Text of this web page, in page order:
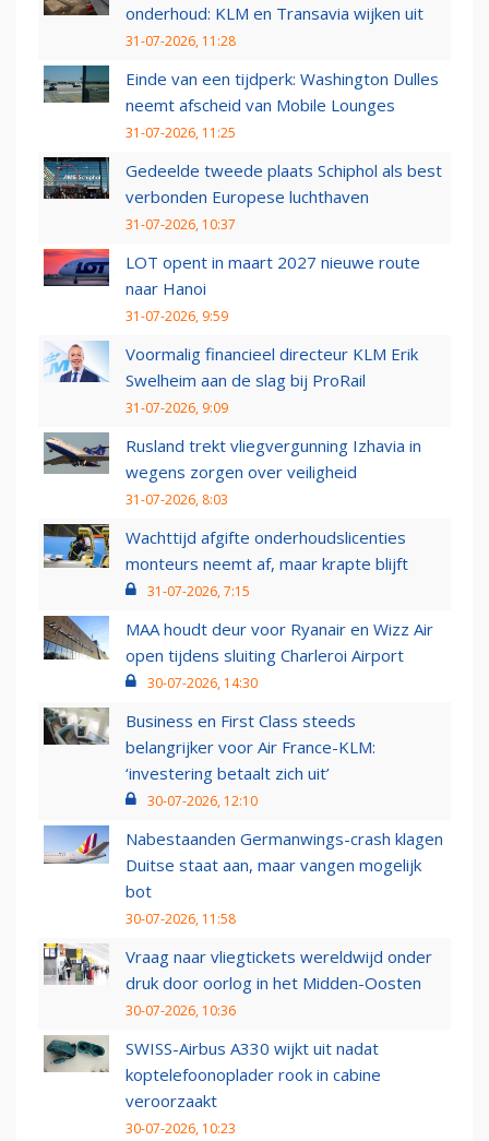
onderhoud: KLM en Transavia wijken uit
31-07-2026, 11:28
Einde van een tijdperk: Washington Dulles
neemt afscheid van Mobile Lounges
31-07-2026, 11:25
Gedeelde tweede plaats Schiphol als best
verbonden Europese luchthaven
31-07-2026, 10:37
LOT opent in maart 2027 nieuwe route
naar Hanoi
31-07-2026, 9:59
Voormalig financieel directeur KLM Erik
Swelheim aan de slag bij ProRail
31-07-2026, 9:09
Rusland trekt vliegvergunning Izhavia in
wegens zorgen over veiligheid
31-07-2026, 8:03
Wachttijd afgifte onderhoudslicenties
monteurs neemt af, maar krapte blijft
31-07-2026, 7:15
MAA houdt deur voor Ryanair en Wizz Air
open tijdens sluiting Charleroi Airport
30-07-2026, 14:30
Business en First Class steeds
belangrijker voor Air France-KLM:
‘investering betaalt zich uit’
30-07-2026, 12:10
Nabestaanden Germanwings-crash klagen
Duitse staat aan, maar vangen mogelijk
bot
30-07-2026, 11:58
Vraag naar vliegtickets wereldwijd onder
druk door oorlog in het Midden-Oosten
30-07-2026, 10:36
SWISS-Airbus A330 wijkt uit nadat
koptelefoonoplader rook in cabine
veroorzaakt
30-07-2026, 10:23